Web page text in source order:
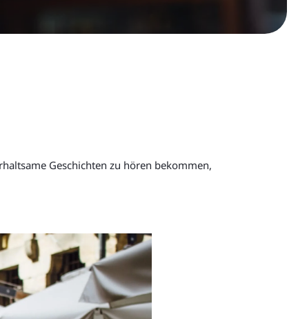
Geschichten zu hören bekommen,